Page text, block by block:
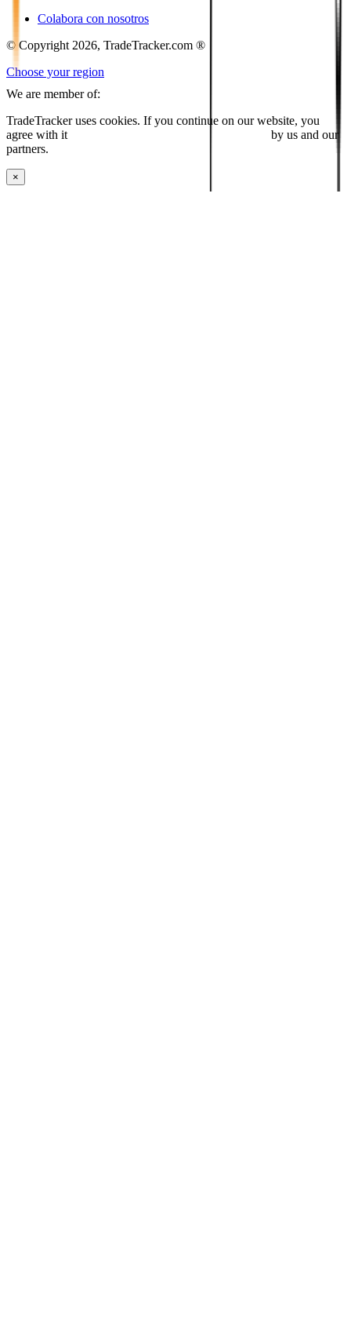
Colabora con nosotros
© Copyright 2026, TradeTracker.com ®
Choose your region
We are member of:
TradeTracker uses cookies. If you continue on our website, you
agree with it
by us and our
partners.
×